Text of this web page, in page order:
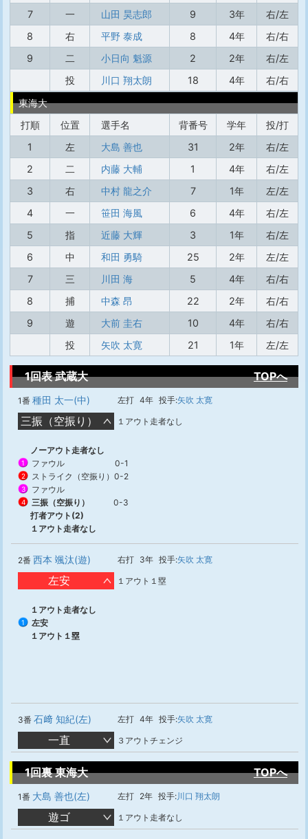
7
一 山田 昊志郎 9 3年
右/左
8
右 平野 泰成 8 4年
右/右
9
二 小日向 魁源 2 2年
右/左
投
川口 翔太朗 18 4年
右/右
東海大
打順
位置 選手名 背番号 学年
投/打
1
左 大島 善也 31 2年
右/左
2
二 内藤 大輔 1 4年
右/左
3
右 中村 龍之介 7 1年
左/左
4
一 笹田 海風 6 4年
右/左
5
指 近藤 大輝 3 1年
右/左
6
中 和田 勇騎 25 2年
左/左
7
三 川田 海 5 4年
右/右
8
捕 中森 昂 22 2年
右/右
9
遊 大前 圭右 10 4年
右/右
投
矢吹 太寛 21 1年 左/左
1回表 武蔵大 TOPへ
1番 種田 太一(中) 左打 4年 投手:矢吹 太寛
三振（空振り） １アウト走者なし
ノーアウト走者なし
1 ファウル 0-1
2 ストライク（空振り） 0-2
3 ファウル
4 三振（空振り）
0-3
打者アウト(2)
１アウト走者なし
2番 西本 颯汰(遊) 右打 3年 投手:矢吹 太寛
左安 １アウト１塁
１アウト走者なし
1
左安
１アウト１塁
3番 石﨑 知紀(左) 左打 4年 投手:矢吹 太寛
一直 ３アウトチェンジ
1回裏 東海大 TOPへ
1番 大島 善也(左) 左打 2年 投手:川口 翔太朗
遊ゴ １アウト走者なし